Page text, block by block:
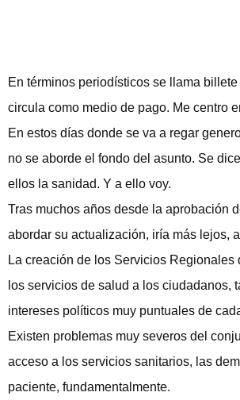
En términos periodísticos se llama
circula como medio de pago. Me centro
En estos días donde se va a regar
no se aborde el fondo del asunto. Se
ellos la sanidad. Y a ello voy.
Tras muchos años desde la aprobación
abordar su actualización, iría más lejos,
La creación de los Servicios
los servicios de salud a los ciudadanos,
intereses políticos muy puntuales de
Existen problemas muy severos del
acceso a los servicios sanitarios, las
paciente, fundamentalmente.